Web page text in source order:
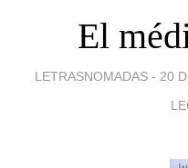
El
LETRASNOMADAS - 20